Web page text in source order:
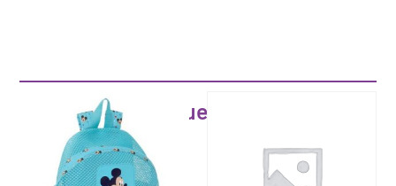
Artículos que pueden interesarte